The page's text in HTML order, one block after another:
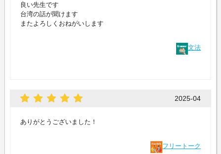
良い先生です
台湾の話が聞けます
またよろしくおねがいします
文法
2025-04
ありがとうございました！
フリートーク